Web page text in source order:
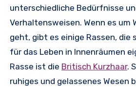
unterschiedliche Bedürfnisse
Verhaltensweisen. Wenn es um
geht, gibt es einige Rassen, die
für das Leben in Innenräumen
Rasse ist die Britisch Kurzhaar.
ruhiges und gelassenes Wesen